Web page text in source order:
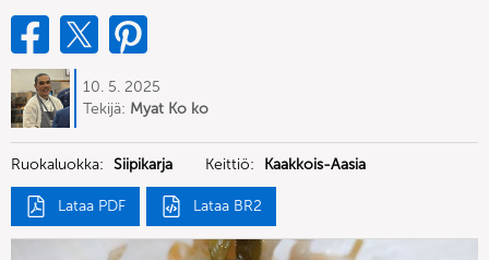
10. 5. 2025
Tekijä: Myat Ko ko
Ruokaluokka: Siipikarja Keittiö: Kaakkois-Aasia
Lataa PDF Lataa BR2